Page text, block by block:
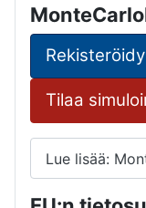
Tilaa
Lue lisää: